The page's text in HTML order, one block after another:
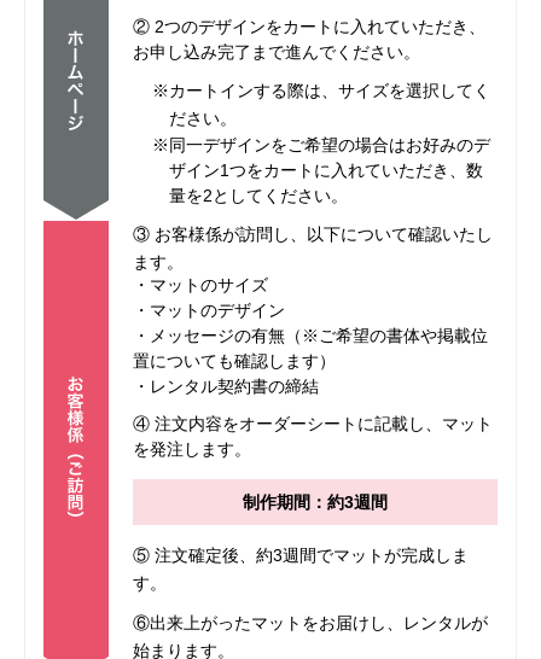
② 2つのデザインをカートに入れていただき、
お申し込み完了まで進んでください。
※カートインする際は、サイズを選択してく
ださい。
※同一デザインをご希望の場合はお好みのデ
ザイン1つをカートに入れていただき、数
量を2としてください。
③ お客様係が訪問し、以下について確認いたし
ます。
・マットのサイズ
・マットのデザイン
・メッセージの有無（※ご希望の書体や掲載位
置についても確認します）
・レンタル契約書の締結
④ 注文内容をオーダーシートに記載し、マット
を発注します。
制作期間：約3週間
⑤ 注文確定後、約3週間でマットが完成しま
す。
⑥出来上がったマットをお届けし、レンタルが
始まります。